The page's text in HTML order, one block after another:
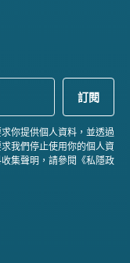
你提供個人資料，並透過
我們停止使用你的個人資
集聲明，請參閱《私隱政